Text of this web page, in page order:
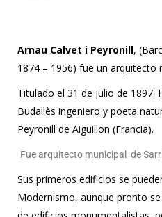
Arnau Calvet i Peyronill,
1874 – 1956) fue un arquitecto
Titulado el 31 de julio de 1897.
Budallès ingeniero y poeta
Peyronill de Aiguillon (Francia).
Fue arquitecto municipal de
Sus primeros edificios se
Modernismo, aunque pronto